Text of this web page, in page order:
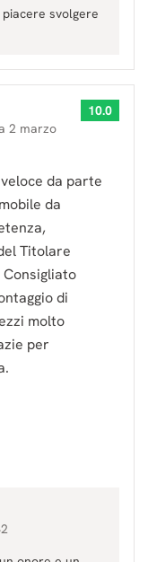
svolgere
2 marzo
10.0
da parte
da
Titolare
di
molto
per